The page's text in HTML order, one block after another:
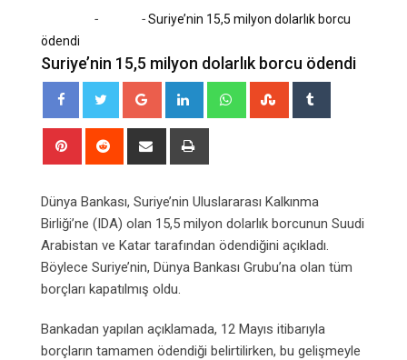
- -Suriye’nin 15,5 milyon dolarlık borcu
ödendi
Suriye’nin 15,5 milyon dolarlık borcu ödendi
Google+ LinkedIn WhatsappStumbleUpon
Pinterest Reddit
Share
Dünya Bankası, Suriye’nin Uluslararası Kalkınma
Birliği’ne (IDA) olan 15,5 milyon dolarlık borcunun Suudi
Arabistan ve Katar tarafından ödendiğini açıkladı.
Böylece Suriye’nin, Dünya Bankası Grubu’na olan tüm
borçları kapatılmış oldu.
Bankadan yapılan açıklamada, 12 Mayıs itibarıyla
borçların tamamen ödendiği belirtilirken, bu gelişmeyle